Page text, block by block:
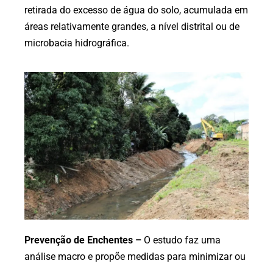
retirada do excesso de água do solo, acumulada em
áreas relativamente grandes, a nível distrital ou de
microbacia hidrográfica.
Prevenção de Enchentes – O estudo faz uma
análise macro e propõe medidas para minimizar ou